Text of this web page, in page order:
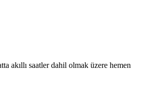
akıllı saatler dahil olmak üzere hemen